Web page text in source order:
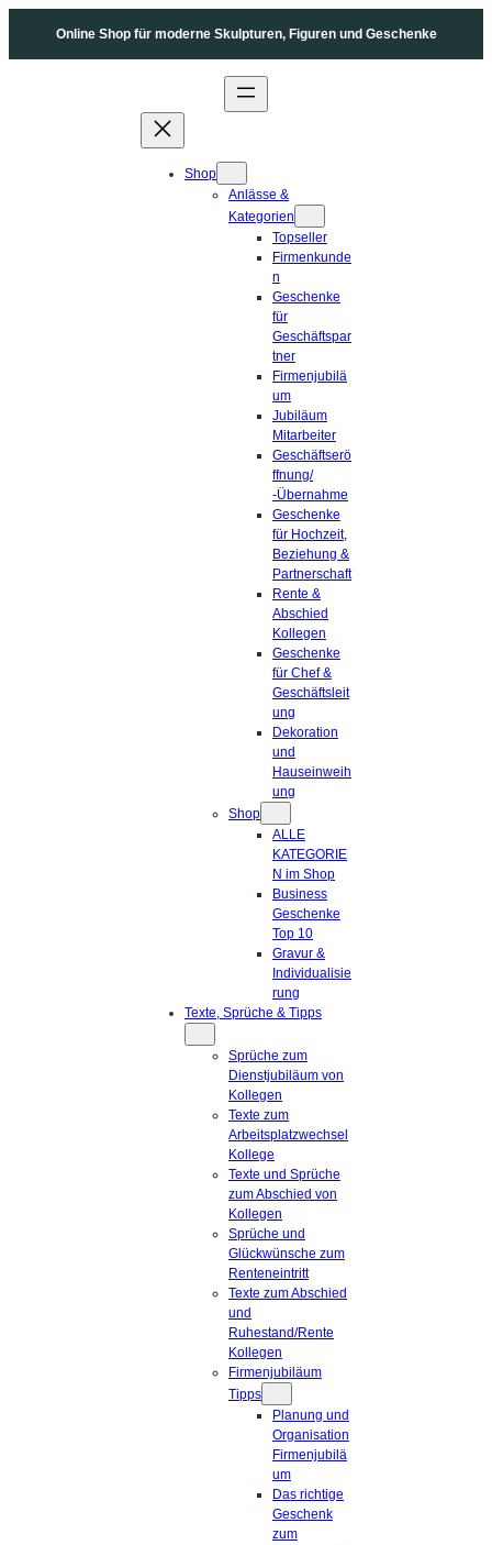
Online Shop für moderne Skulpturen, Figuren und Geschenke
Shop
Anlässe &
Kategorien
Topseller
Firmenkunde
n
Geschenke
für
Geschäftspar
tner
Firmenjubilä
um
Jubiläum
Mitarbeiter
Geschäftserö
ffnung/
-Übernahme
Geschenke
für Hochzeit,
Beziehung &
Partnerschaft
Rente &
Abschied
Kollegen
Geschenke
für Chef &
Geschäftsleit
ung
Dekoration
und
Hauseinweih
ung
Shop
ALLE
KATEGORIE
N im Shop
Business
Geschenke
Top 10
Gravur &
Individualisie
rung
Texte, Sprüche & Tipps
Sprüche zum
Dienstjubiläum von
Kollegen
Texte zum
Arbeitsplatzwechsel
Kollege
Texte und Sprüche
zum Abschied von
Kollegen
Sprüche und
Glückwünsche zum
Renteneintritt
Texte zum Abschied
und
Ruhestand/Rente
Kollegen
Firmenjubiläum
Tipps
Planung und
Organisation
Firmenjubilä
um
Das richtige
Geschenk
zum